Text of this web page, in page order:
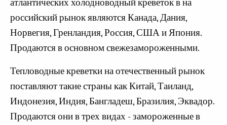
атлантических холодноводный креветок в на
российский рынок являются Канада, Дания,
Норвегия, Гренландия, Россия, США и Япония.
Продаются в основном свежезамороженными.
Тепловодные креветки на отечественный рынок
поставляют такие страны как Китай, Таиланд,
Индонезия, Индия, Бангладеш, Бразилия, Эквадор.
Продаются они в трех видах - замороженные в